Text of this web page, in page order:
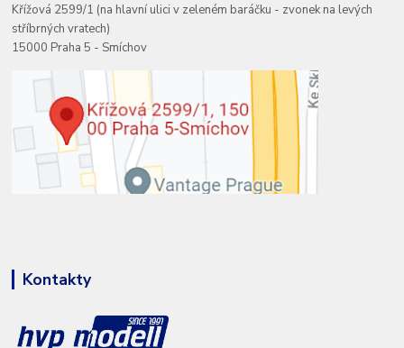
Křížová 2599/1 (na hlavní ulici v zeleném baráčku - zvonek na levých
stříbrných vratech)
15000 Praha 5 - Smíchov
Kontakty